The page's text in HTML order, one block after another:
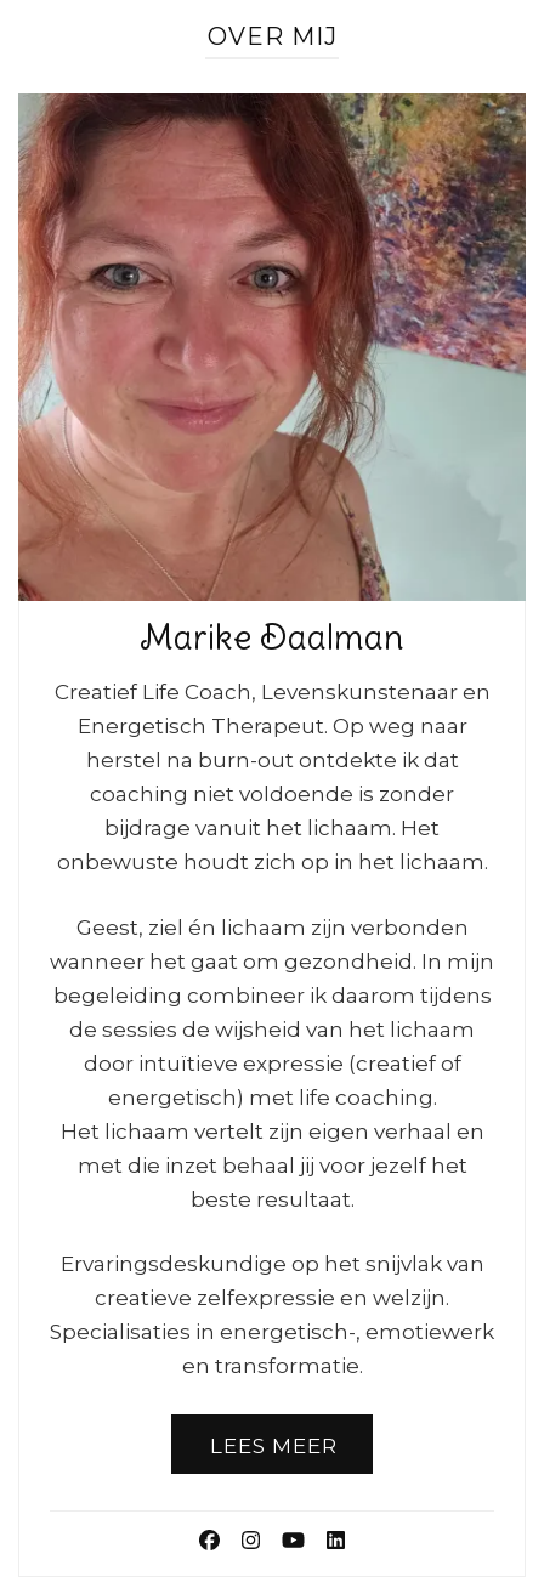
OVER MIJ
Marike Daalman
Creatief Life Coach, Levenskunstenaar en
Energetisch Therapeut. Op weg naar
herstel na burn-out ontdekte ik dat
coaching niet voldoende is zonder
bijdrage vanuit het lichaam. Het
onbewuste houdt zich op in het lichaam.
Geest, ziel én lichaam zijn verbonden
wanneer het gaat om gezondheid. In mijn
begeleiding combineer ik daarom tijdens
de sessies de wijsheid van het lichaam
door intuïtieve expressie (creatief of
energetisch) met life coaching.
Het lichaam vertelt zijn eigen verhaal en
met die inzet behaal jij voor jezelf het
beste resultaat.
Ervaringsdeskundige op het snijvlak van
creatieve zelfexpressie en welzijn.
Specialisaties in energetisch-, emotiewerk
en transformatie.
LEES MEER